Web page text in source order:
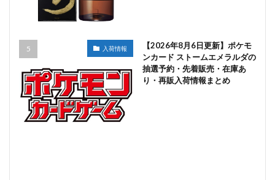
入荷情報
【2026年8月6日更新】ポケモ
ンカード ストームエメラルダの
抽選予約・先着販売・在庫あ
り・再販入荷情報まとめ